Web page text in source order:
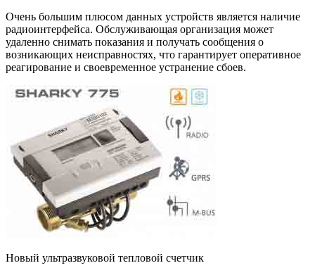
Очень большим плюсом данных устройств является наличие
радиоинтерфейса. Обслуживающая организация может
удаленно снимать показания и получать сообщения о
возникающих неисправностях, что гарантирует оперативное
реагирование и своевременное устранение сбоев.
Новый ультразвуковой тепловой счетчик